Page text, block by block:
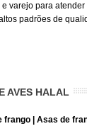
varejo para
padrões de
AVES HALAL
| Asas de